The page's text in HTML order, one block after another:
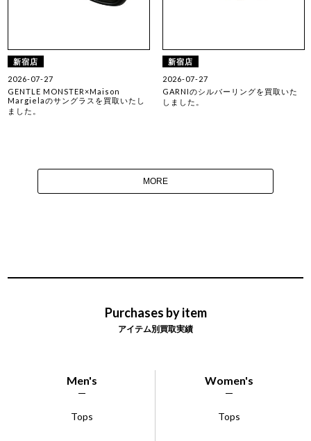
新宿店
2026-07-27
GENTLE MONSTER×Maison
Margielaのサングラスを買取いたし
ました。
新宿店
2026-07-27
GARNIのシルバーリングを買取いた
しました。
MORE
Purchases by item
アイテム別買取実績
Men's
Tops
Women's
Tops